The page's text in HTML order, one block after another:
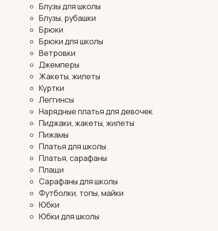
Блузы для школы
Блузы, рубашки
Брюки
Брюки для школы
Ветровки
Джемперы
Жакеты, жилеты
Куртки
Леггинсы
Нарядные платья для девочек
Пиджаки, жакеты, жилеты
Пижамы
Платья для школы
Платья, сарафаны
Плащи
Сарафаны для школы
Футболки, топы, майки
Юбки
Юбки для школы